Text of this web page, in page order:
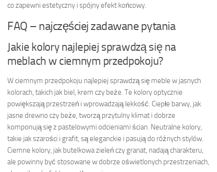
co zapewni estetyczny i spójny efekt końcowy.
FAQ – najczęściej zadawane pytania
Jakie kolory najlepiej sprawdzą się na
meblach w ciemnym przedpokoju?
W ciemnym przedpokoju najlepiej sprawdzą się meble w jasnych
kolorach, takich jak biel, krem czy beże. Te kolory optycznie
powiększają przestrzeń i wprowadzają lekkość. Ciepłe barwy, jak
jasne drewno czy beże, tworzą przytulny klimat i dobrze
komponują się z pastelowymi odcieniami ścian. Neutralne kolory,
takie jak szarości i grafit, są eleganckie i pasują do różnych stylów.
Ciemne kolory, jak butelkowa zieleń czy granat, nadają charakteru,
ale powinny być stosowane w dobrze oświetlonych przestrzeniach,